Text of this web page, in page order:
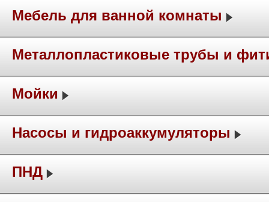
Мебель для ванной комнаты
Металлопластиковые трубы и
Мойки
Насосы и гидроаккумуляторы
ПНД